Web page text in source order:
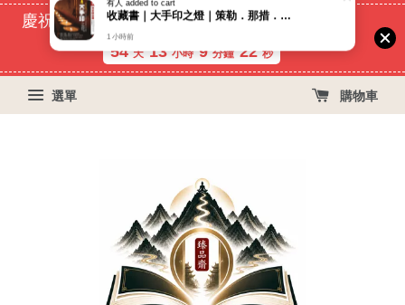
慶祝蝦皮好評過萬！買399免運費, 再立折29元
54天 13小時 9分鐘 22秒
選單 購物車